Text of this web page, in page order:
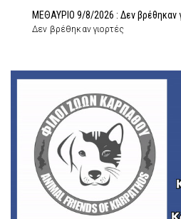
ΜΕΘΑΥΡΙΟ 9/8/2026 : Δεν βρέθηκαν
Δεν βρέθηκαν γιορτές